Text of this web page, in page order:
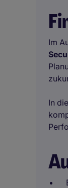
Im
In